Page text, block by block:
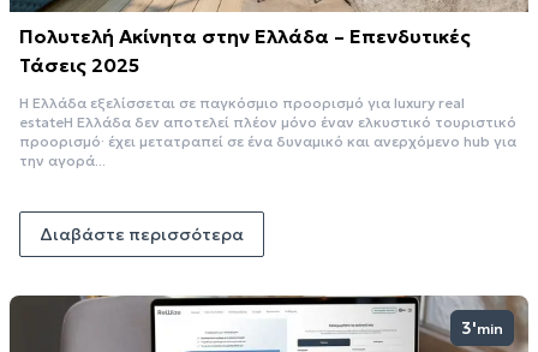
Πολυτελή Ακίνητα στην Ελλάδα – Επενδυτικές
Τάσεις 2025
Η Ελλάδα εξελίσσεται σε παγκόσμιο προορισμό για luxury real
estateΗ Ελλάδα δεν αποτελεί πλέον μόνο έναν ελκυστικό τουριστικό
προορισμό· έχει μετατραπεί σε ένα δυναμικό και ανερχόμενο hub για
την αγορά...
Διαβάστε περισσότερα
3'min